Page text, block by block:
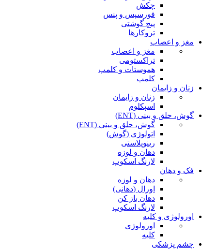
چکش
فورسپس و پنس
پیچ گوشتی
تروکارها
مغز و اعصاب
مغز و اعصاب
تراکستومی
هموستات و کلمپ
کلمپ
زنان و زایمان
زنان و زایمان
اسپکلوم
گوش، حلق و بینی (ENT)
گوش، حلق و بینی (ENT)
اتولوژی (گوش)
رینوپلاستی
دهان و لوزه
لارنگ اسکوپ
فک و دهان
دهان و لوزه
اورال (دهانی)
دهان باز کن
لارنگ اسکوپ
اورولوژی و کلیه
اورولوژی
کلیه
چشم پزشکی